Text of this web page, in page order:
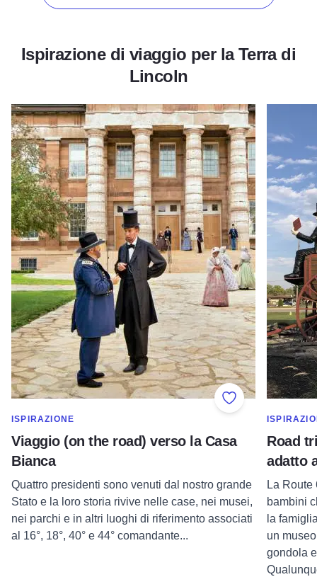
Ispirazione di viaggio per la Terra di
Lincoln
Add to Favorites
MOSTRA DI PIÙ NELLA CATEGORIA DI
ISPIRAZIONE
Viaggio (on the road) verso la Casa
Bianca
Quattro presidenti sono venuti dal nostro grande
Stato e la loro storia rivive nelle case, nei musei,
nei parchi e in altri luoghi di riferimento associati
al 16°, 18°, 40° e 44° comandante...
Scopri di più sul viaggio (on the road) verso la Casa Bianca
MOSTRA
Road
adatto
La Route
bambini
la
un
gondola